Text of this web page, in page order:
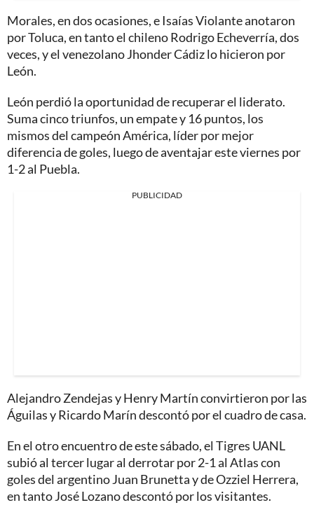
Morales, en dos ocasiones, e Isaías Violante anotaron
por Toluca, en tanto el chileno Rodrigo Echeverría, dos
veces, y el venezolano Jhonder Cádiz lo hicieron por
León.
León perdió la oportunidad de recuperar el liderato.
Suma cinco triunfos, un empate y 16 puntos, los
mismos del campeón América, líder por mejor
diferencia de goles, luego de aventajar este viernes por
1-2 al Puebla.
PUBLICIDAD
Alejandro Zendejas y Henry Martín convirtieron por las
Águilas y Ricardo Marín descontó por el cuadro de casa.
En el otro encuentro de este sábado, el Tigres UANL
subió al tercer lugar al derrotar por 2-1 al Atlas con
goles del argentino Juan Brunetta y de Ozziel Herrera,
en tanto José Lozano descontó por los visitantes.